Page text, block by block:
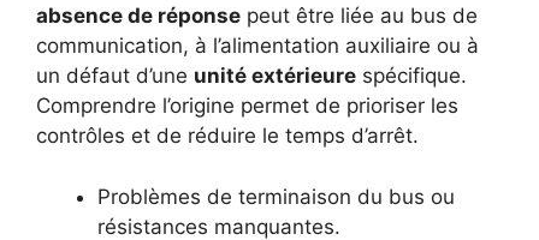
absence de réponse peut être liée au bus de
communication, à l’alimentation auxiliaire ou à
un défaut d’une unité extérieure spécifique.
Comprendre l’origine permet de prioriser les
contrôles et de réduire le temps d’arrêt.
Problèmes de terminaison du bus ou
résistances manquantes.